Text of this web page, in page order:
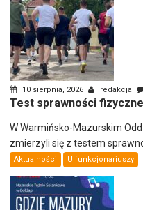
10 sierpnia, 2026 redakcja
Test sprawności
W Warmińsko-Mazurskim
zmierzyli się z testem
Aktualności U funkcjonariuszy